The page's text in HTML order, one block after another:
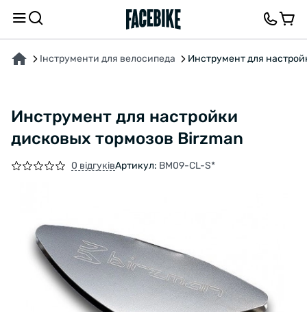
Інструменти для велосипеда Инструмент для
Инструмент для настройки
дисковых тормозов Birzman
0 відгуківАртикул: BM09-CL-S*
ПРО ТОВАР ВІДГУКИ ТА ЗАПИТАННЯ